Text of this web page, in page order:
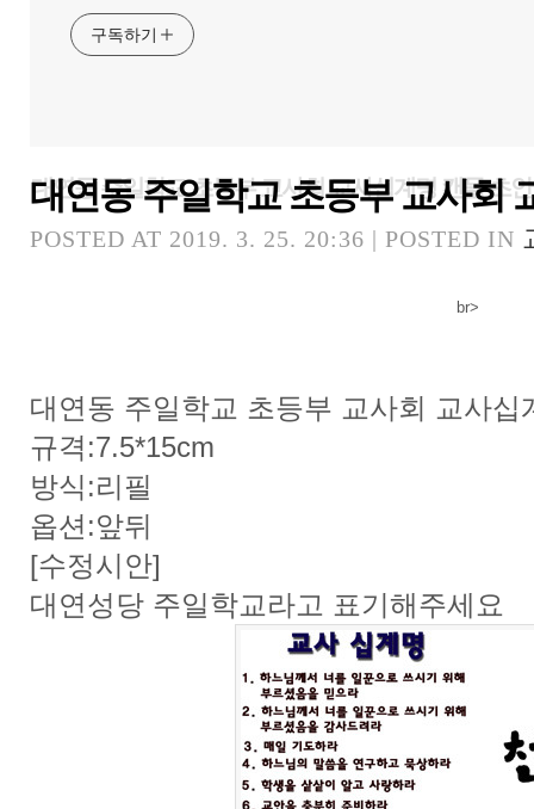
구독하기
대연동 주일학교 초등부 교사회 교사십계명 캔들 초안
대연동 주일학교 초등부 교사회
POSTED AT 2019. 3. 25. 20:36 | POSTED IN
br>
대연동 주일학교 초등부 교사회 교사십
규격:7.5*15cm
방식:리필
옵션:앞뒤
[수정시안]
대연성당 주일학교라고 표기해주세요